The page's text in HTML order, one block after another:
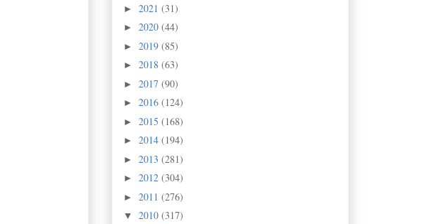
► 2021 (31)
► 2020 (44)
► 2019 (85)
► 2018 (63)
► 2017 (90)
► 2016 (124)
► 2015 (168)
► 2014 (194)
► 2013 (281)
► 2012 (304)
► 2011 (276)
▼ 2010 (317)